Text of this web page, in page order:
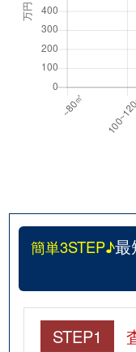
簡単3STEP♪最
STEP1